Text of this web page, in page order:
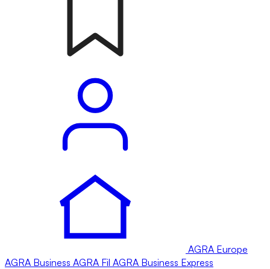
AGRA Europe
AGRA Business AGRA Fil AGRA Business Express